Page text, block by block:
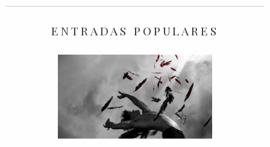
ENTRADAS POPULARES